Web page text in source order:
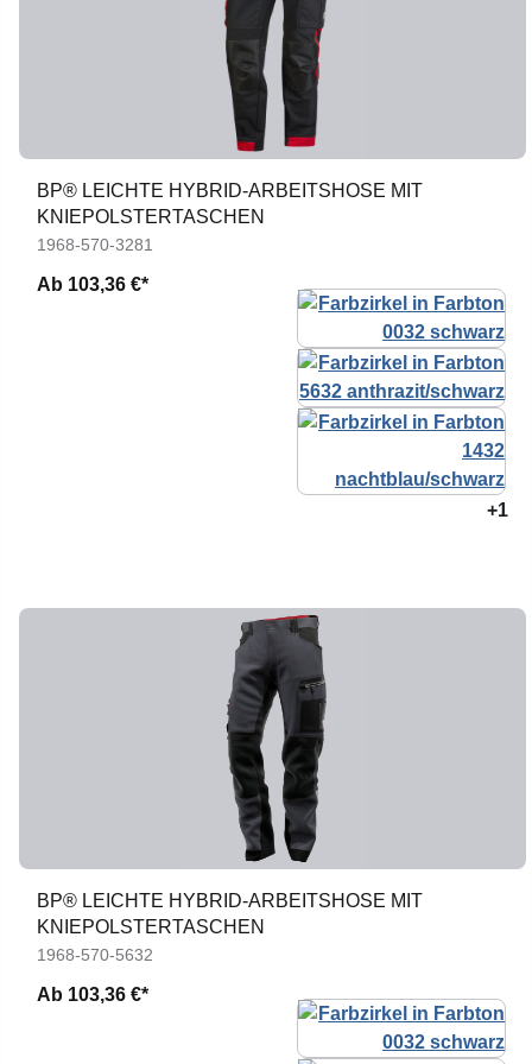
BP® LEICHTE HYBRID-ARBEITSHOSE MIT
KNIEPOLSTERTASCHEN
1968-570-3281
Ab 103,36 €*
+1
BP® LEICHTE HYBRID-ARBEITSHOSE MIT
KNIEPOLSTERTASCHEN
1968-570-5632
Ab 103,36 €*